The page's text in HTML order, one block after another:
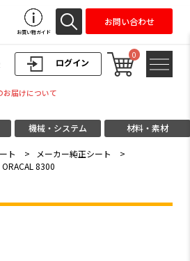
ログイン
0
お買い物ガイド
お問い合わせ
お届けについて
機械・システム 材料・素材
ト > メーカー純正シート
>
ORACAL 8300